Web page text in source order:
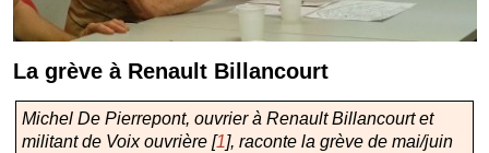
La grève à Renault Billancourt
Michel De Pierrepont, ouvrier à Renault Billancourt et
militant de Voix ouvrière [1], raconte la grève de mai/juin